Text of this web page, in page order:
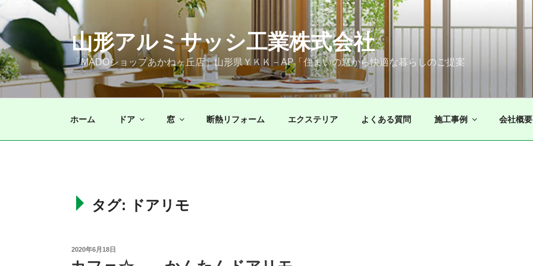
ン
テ
ン
ツ
へ
山形アルミサッシ工業株式会社
「MADOショップあかねヶ丘店」山形県ＹＫＫ－AP「住まいの窓から快適な暮らしのご提案
ホーム ドア 窓 断熱リフォーム エクステリア よくある質問 施工事例 会社概要
タグ: ドアリモ
投
稿
2020年6月18日